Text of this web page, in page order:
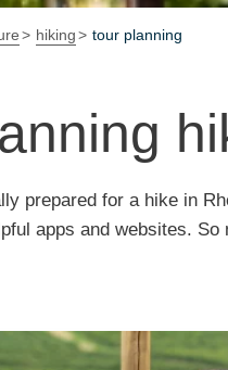
hiking tour planning
prepared for a hike in
apps and websites.